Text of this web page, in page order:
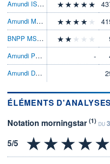
Amundi IS MSCI World Ex Europe ETF-C EUR
Amundi MSCI World ex EMU ETF Acc
BNPP MSCI World SRI PAB ETF 
Amundi PEA Global MSCI ACWI UCITS ETF A
-
Amundi DJ Global Titans 50 ETF Dist
ÉLÉMENTS D'ANALYSES
Notation morningstar (1) DU